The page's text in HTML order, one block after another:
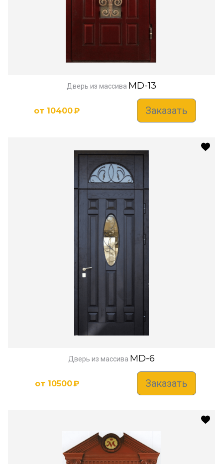
Дверь из массива MD-13
от 10400₽ Заказать
Дверь из массива MD-6
от 10500₽ Заказать